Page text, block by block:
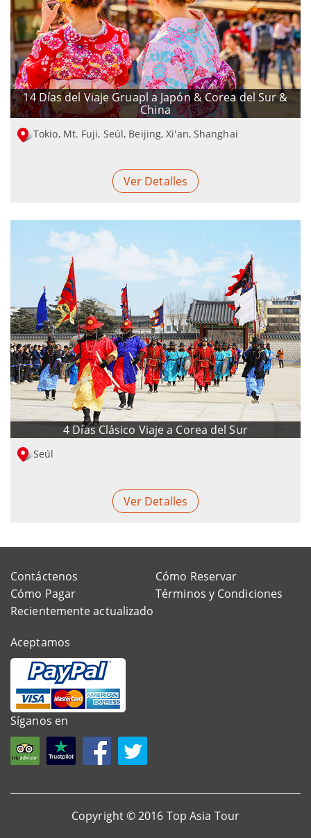
14 Días del Viaje Gruapl a Japón & Corea del Sur &
China
Tokio, Mt. Fuji, Seúl, Beijing, Xi'an, Shanghai
Ver Detalles
4 Días Clásico Viaje a Corea del Sur
Seúl
Ver Detalles
Contáctenos
Cómo Reservar
Cómo Pagar
Términos y Condiciones
Recientemente actualizado
Aceptamos
Síganos en
Copyright © 2016 Top Asia Tour